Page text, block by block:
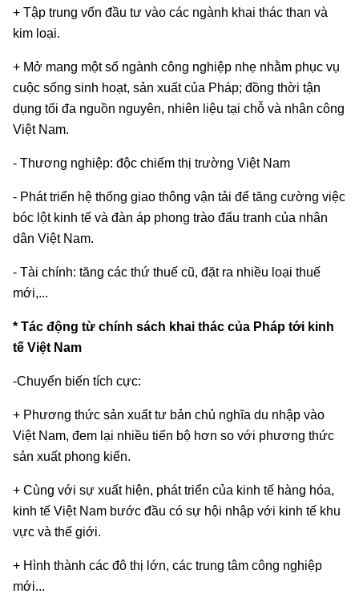
+ Tập trung vốn đầu tư vào các ngành khai thác than và
kim loại.
+ Mở mang một số ngành công nghiệp nhẹ nhằm phục vụ
cuộc sống sinh hoạt, sản xuất của Pháp; đồng thời tận
dụng tối đa nguồn nguyên, nhiên liệu tại chỗ và nhân công
Việt Nam.
- Thương nghiệp: độc chiếm thị trường Việt Nam
- Phát triển hệ thống giao thông vận tải để tăng cường việc
bóc lột kinh tế và đàn áp phong trào đấu tranh của nhân
dân Việt Nam.
- Tài chính: tăng các thứ thuế cũ, đặt ra nhiều loại thuế
mới,...
* Tác động từ chính sách khai thác của Pháp tới kinh
tế Việt Nam
-Chuyển biến tích cực:
+ Phương thức sản xuất tư bản chủ nghĩa du nhập vào
Việt Nam, đem lại nhiều tiến bộ hơn so với phương thức
sản xuất phong kiến.
+ Cùng với sự xuất hiện, phát triển của kinh tế hàng hóa,
kinh tế Việt Nam bước đầu có sự hội nhập với kinh tế khu
vực và thế giới.
+ Hình thành các đô thị lớn, các trung tâm công nghiệp
mới...